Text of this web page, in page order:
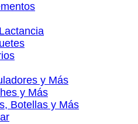
y Más
y Más
Botellas y Más